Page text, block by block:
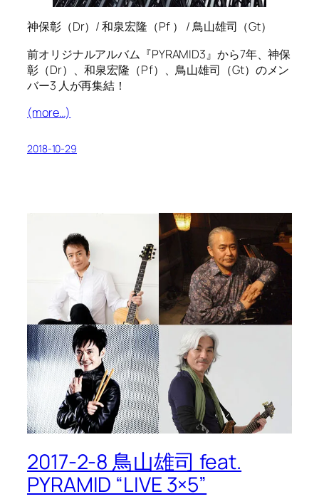
神保彰（Dr）/ 和泉宏隆（Pf ） / 鳥山雄司（Gt）
前オリジナルアルバム『PYRAMID3』から7年、神保
彰（Dr）、和泉宏隆（Pf）、鳥山雄司（Gt）のメン
バー3 人が再集結！
(more…)
2018-10-29
2017-2-8 鳥山雄司 feat.
PYRAMID “LIVE 3×5”